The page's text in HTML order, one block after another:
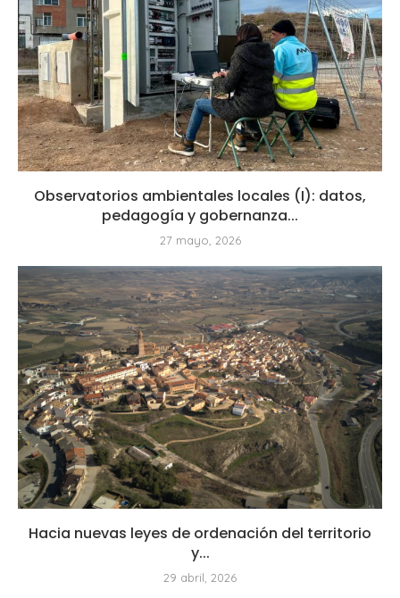
Observatorios ambientales locales (I): datos,
pedagogía y gobernanza...
27 mayo, 2026
Hacia nuevas leyes de ordenación del territorio
y...
29 abril, 2026